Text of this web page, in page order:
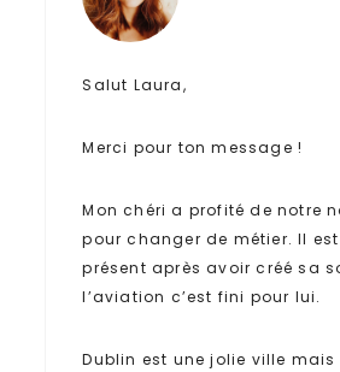
Salut Laura,
Merci pour ton message !
Mon chéri a profité de notre
pour changer de métier. Il
présent après avoir créé sa
l’aviation c’est fini pour lui.
Dublin est une jolie ville mais